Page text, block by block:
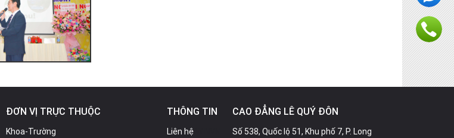
ĐƠN VỊ TRỰC THUỘC
Khoa-Trường
THÔNG TIN
Liên hệ
CAO ĐẲNG LÊ QUÝ ĐÔN
Số 538, Quốc lộ 51, Khu phố 7, P. Long